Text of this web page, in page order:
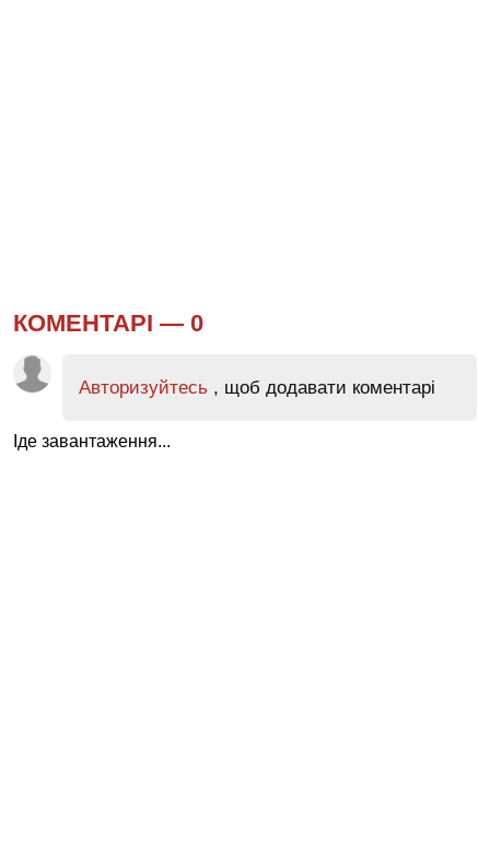
КОМЕНТАРІ — 0
Авторизуйтесь , щоб додавати коментарі
Іде завантаження...